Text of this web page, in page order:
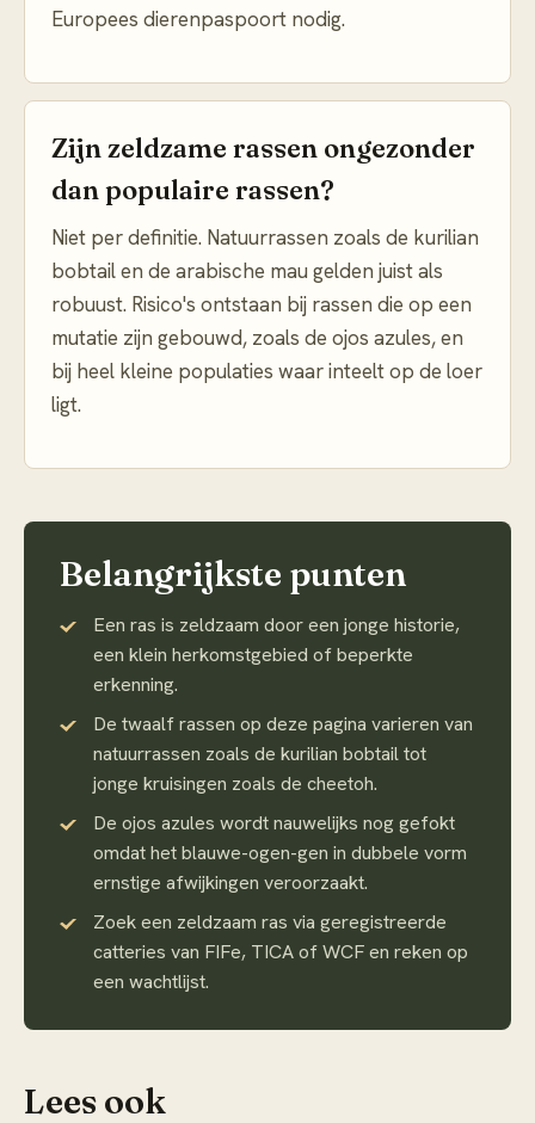
Europees dierenpaspoort nodig.
Zijn zeldzame rassen ongezonder
dan populaire rassen?
Niet per definitie. Natuurrassen zoals de kurilian
bobtail en de arabische mau gelden juist als
robuust. Risico's ontstaan bij rassen die op een
mutatie zijn gebouwd, zoals de ojos azules, en
bij heel kleine populaties waar inteelt op de loer
ligt.
Belangrijkste punten
Een ras is zeldzaam door een jonge historie,
een klein herkomstgebied of beperkte
erkenning.
De twaalf rassen op deze pagina varieren van
natuurrassen zoals de kurilian bobtail tot
jonge kruisingen zoals de cheetoh.
De ojos azules wordt nauwelijks nog gefokt
omdat het blauwe-ogen-gen in dubbele vorm
ernstige afwijkingen veroorzaakt.
Zoek een zeldzaam ras via geregistreerde
catteries van FIFe, TICA of WCF en reken op
een wachtlijst.
Lees ook